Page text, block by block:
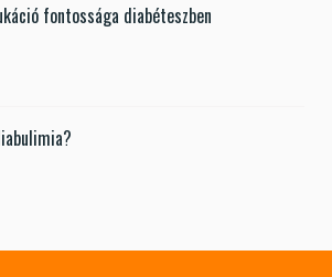
fontossága diabéteszben